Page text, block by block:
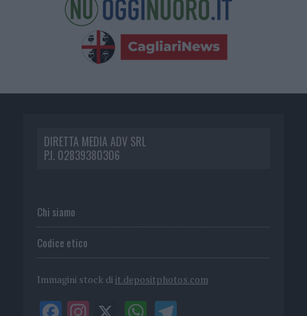
DIRETTA MEDIA ADV SRL
P.I. 02839380306
Chi siamo
Codice etico
Immagini stock di it.depositphotos.com